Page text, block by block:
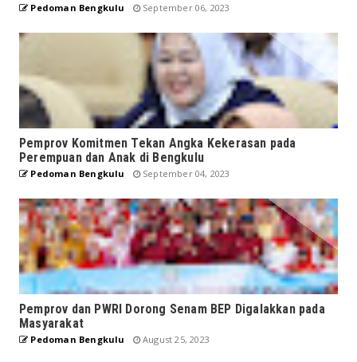
Pedoman Bengkulu September 06, 2023
Pemprov Komitmen Tekan Angka Kekerasan pada
Perempuan dan Anak di Bengkulu
Pedoman Bengkulu September 04, 2023
Pemprov dan PWRI Dorong Senam BEP Digalakkan pada
Masyarakat
Pedoman Bengkulu August 25, 2023